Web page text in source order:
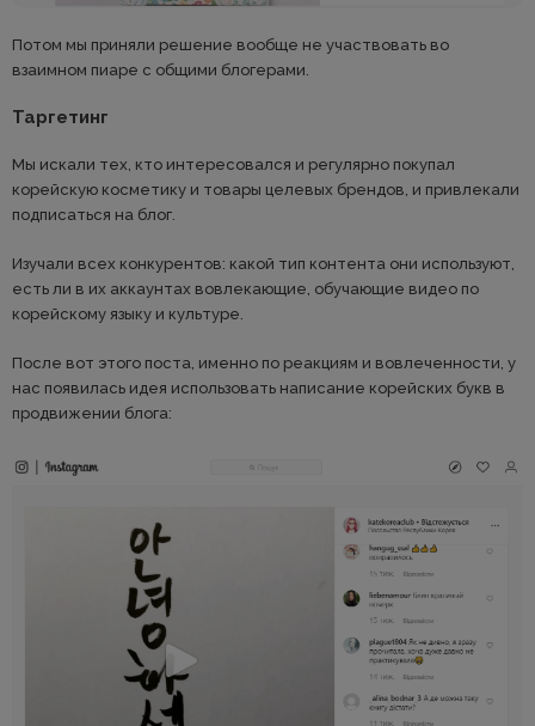
Потом мы приняли решение вообще не участвовать во
взаимном пиаре с общими блогерами.
Таргетинг
Мы искали тех, кто интересовался и регулярно покупал
корейскую косметику и товары целевых брендов, и привлекали
подписаться на блог.
Изучали всех конкурентов: какой тип контента они используют,
есть ли в их аккаунтах вовлекающие, обучающие видео по
корейскому языку и культуре.
После вот этого поста, именно по реакциям и вовлеченности, у
нас появилась идея использовать написание корейских букв в
продвижении блога: